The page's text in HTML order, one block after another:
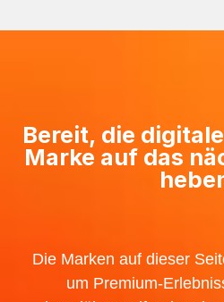
Bereit, die
Marke auf das
Die Marken auf dieser
um Premium-